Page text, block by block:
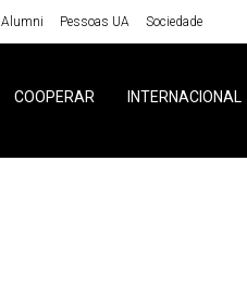
Alumni Pessoas UA Sociedade
COOPERAR INTERNACIONAL